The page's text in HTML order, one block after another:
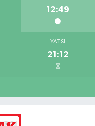
12:49
YATSI
21:12